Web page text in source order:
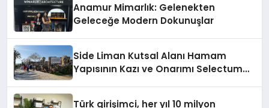
Anamur Mimarlık: Gelenekten
Geleceğe Modern Dokunuşlar
Side Liman Kutsal Alanı Hamam
Yapısının Kazı ve Onarımı Selectum
Türk girişimci, her yıl 10 milyon